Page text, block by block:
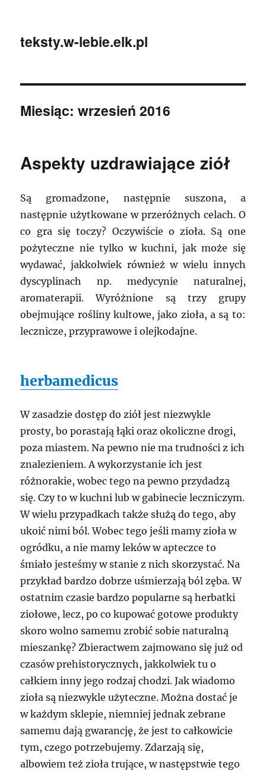
teksty.w-lebie.elk.pl
Miesiąc:wrzesień 2016
Aspekty uzdrawiające ziół
Są gromadzone, następnie suszona, a
następnie użytkowane w przeróżnych celach. O
co gra się toczy? Oczywiście o zioła. Są one
pożyteczne nie tylko w kuchni, jak może się
wydawać, jakkolwiek również w wielu innych
dyscyplinach np. medycynie naturalnej,
aromaterapii. Wyróżnione są trzy grupy
obejmujące rośliny kultowe, jako zioła, a są to:
lecznicze, przyprawowe i olejkodajne.
herbamedicus
W zasadzie dostęp do ziół jest niezwykle
prosty, bo porastają łąki oraz okoliczne drogi,
poza miastem. Na pewno nie ma trudności z ich
znalezieniem. A wykorzystanie ich jest
różnorakie, wobec tego na pewno przydadzą
się. Czy to w kuchni lub w gabinecie leczniczym.
W wielu przypadkach także służą do tego, aby
ukoić nimi ból. Wobec tego jeśli mamy zioła w
ogródku, a nie mamy leków w apteczce to
śmiało jesteśmy w stanie z nich skorzystać. Na
przykład bardzo dobrze uśmierzają ból zęba. W
ostatnim czasie bardzo popularne są herbatki
ziołowe, lecz, po co kupować gotowe produkty
skoro wolno samemu zrobić sobie naturalną
mieszankę? Zbieractwem zajmowano się już od
czasów prehistorycznych, jakkolwiek tu o
całkiem inny jego rodzaj chodzi. Jak wiadomo
zioła są niezwykle użyteczne. Można dostać je
w każdym sklepie, niemniej jednak zebrane
samemu dają gwarancję, że jest to całkowicie
tym, czego potrzebujemy. Zdarzają się,
albowiem też zioła trujące, w następstwie tego